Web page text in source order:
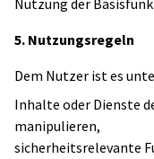
Nutzung der
5. Nutzungsregeln
Dem Nutzer ist es
Inhalte oder Dienste
manipulieren,
sicherheitsrelevante